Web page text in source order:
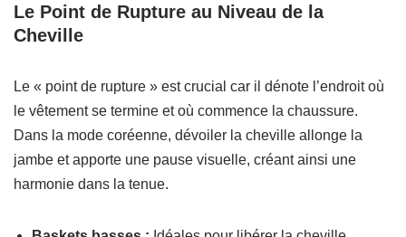
Le Point de Rupture au Niveau de la
Cheville
Le « point de rupture » est crucial car il dénote l’endroit où
le vêtement se termine et où commence la chaussure.
Dans la mode coréenne, dévoiler la cheville allonge la
jambe et apporte une pause visuelle, créant ainsi une
harmonie dans la tenue.